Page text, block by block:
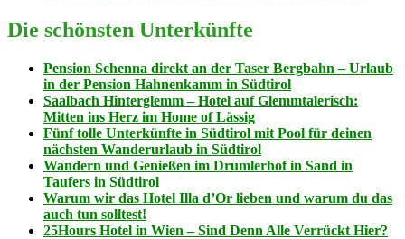
Die schönsten Unterkünfte
Pension Schenna direkt an der Taser Bergbahn – Urlaub
in der Pension Hahnenkamm in Südtirol
Saalbach Hinterglemm – Hotel auf Glemmtalerisch:
Mitten ins Herz im Home of Lässig
Fünf tolle Unterkünfte in Südtirol mit Pool für deinen
nächsten Wanderurlaub in Südtirol
Wandern und Genießen im Drumlerhof in Sand in
Taufers in Südtirol
Warum wir das Hotel Illa d’Or lieben und warum du das
auch tun solltest!
25Hours Hotel in Wien – Sind Denn Alle Verrückt Hier?